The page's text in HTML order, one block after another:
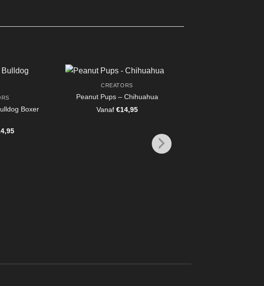
Boxer
CREATORS
Peanut Pups – Chihuahua
Vanaf €14,95